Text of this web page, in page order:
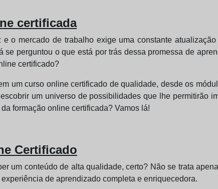
certificada
o mercado de trabalho exige uma constante
perguntou o que está por trás dessa promessa de
certificado?
um curso online certificado de qualidade, desde os
um universo de possibilidades que lhe permitirão
formação online certificada? Vamos lá!
Certificado
um conteúdo de alta qualidade, certo? Não se trata
de aprendizado completa e enriquecedora.